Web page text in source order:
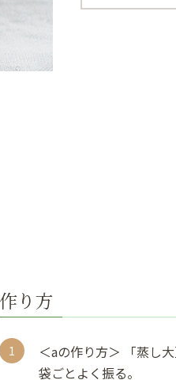
作り方
＜aの作り方＞ 「蒸し
袋ごとよく振る。